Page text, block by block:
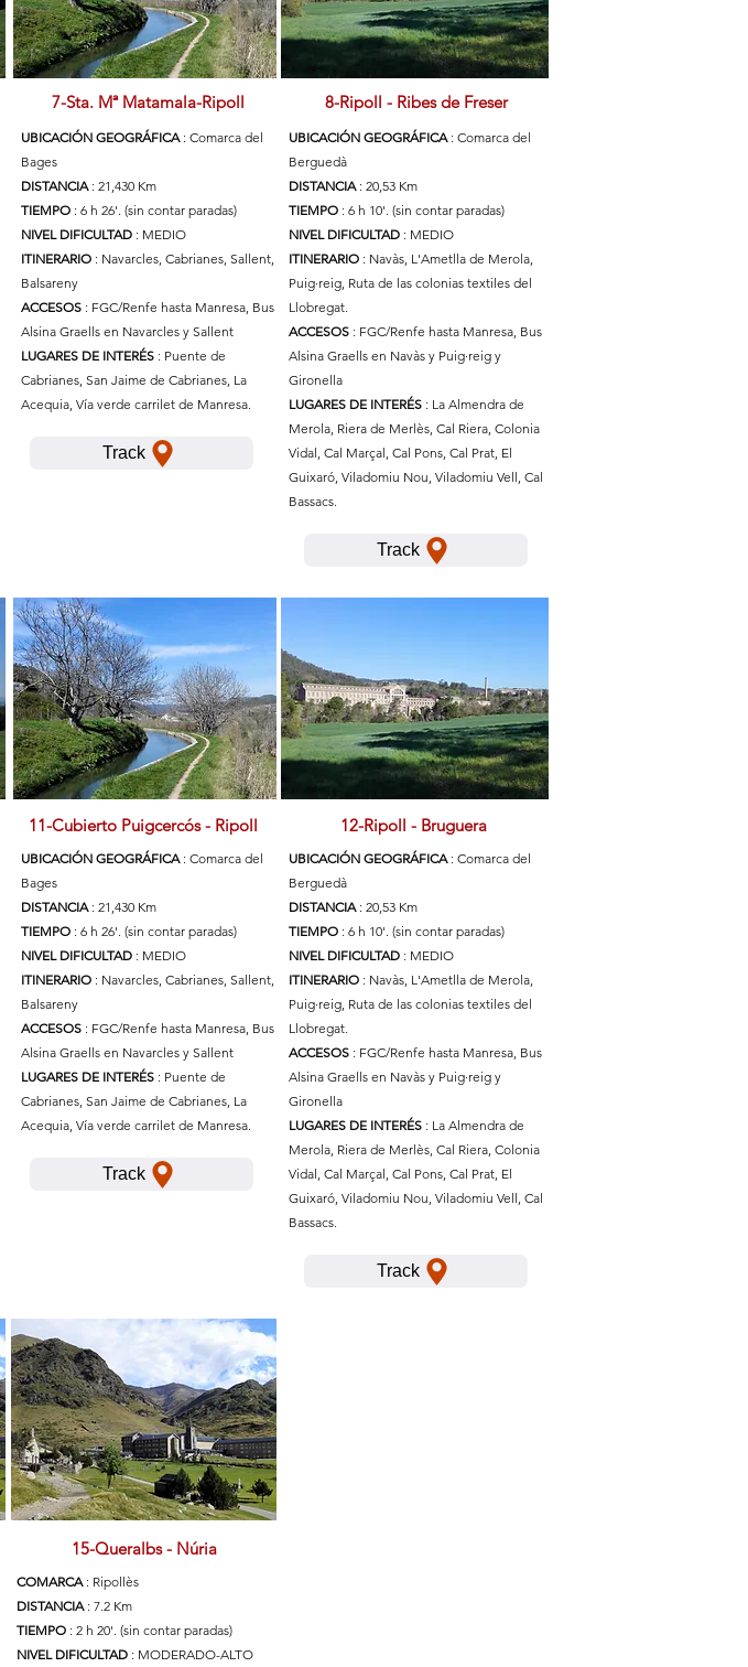
7-Sta. Mª Matamala-Ripoll
UBICACIÓN GEOGRÁFICA: Comarca del
Bages
DISTANCIA: 21,430 Km
TIEMPO: 6 h 26'. (sin contar paradas)
NIVEL DIFICULTAD: MEDIO
ITINERARIO: Navarcles, Cabrianes, Sallent,
Balsareny
ACCESOS: FGC/Renfe hasta Manresa, Bus
Alsina Graells en Navarcles y Sallent
LUGARES DE INTERÉS: Puente de
Cabrianes, San Jaime de Cabrianes, La
Acequia, Vía verde carrilet de Manresa.
Track
8-Ripoll - Ribes de Freser
UBICACIÓN GEOGRÁFICA: Comarca del
Berguedà
DISTANCIA: 20,53 Km
TIEMPO: 6 h 10'. (sin contar paradas)
NIVEL DIFICULTAD: MEDIO
ITINERARIO: Navàs, L'Ametlla de Merola,
Puig·reig, Ruta de las colonias textiles del
Llobregat.
ACCESOS: FGC/Renfe hasta Manresa, Bus
Alsina Graells en Navàs y Puig·reig y
Gironella
LUGARES DE INTERÉS: La Almendra de
Merola, Riera de Merlès, Cal Riera, Colonia
Vidal, Cal Marçal, Cal Pons, Cal Prat, El
Guixaró, Viladomiu Nou, Viladomiu Vell, Cal
Bassacs.
Track
11-Cubierto Puigcercós - Ripoll
UBICACIÓN GEOGRÁFICA: Comarca del
Bages
DISTANCIA: 21,430 Km
TIEMPO: 6 h 26'. (sin contar paradas)
NIVEL DIFICULTAD: MEDIO
ITINERARIO: Navarcles, Cabrianes, Sallent,
Balsareny
ACCESOS: FGC/Renfe hasta Manresa, Bus
Alsina Graells en Navarcles y Sallent
LUGARES DE INTERÉS: Puente de
Cabrianes, San Jaime de Cabrianes, La
Acequia, Vía verde carrilet de Manresa.
Track
12-Ripoll - Bruguera
UBICACIÓN GEOGRÁFICA: Comarca del
Berguedà
DISTANCIA: 20,53 Km
TIEMPO: 6 h 10'. (sin contar paradas)
NIVEL DIFICULTAD: MEDIO
ITINERARIO: Navàs, L'Ametlla de Merola,
Puig·reig, Ruta de las colonias textiles del
Llobregat.
ACCESOS: FGC/Renfe hasta Manresa, Bus
Alsina Graells en Navàs y Puig·reig y
Gironella
LUGARES DE INTERÉS: La Almendra de
Merola, Riera de Merlès, Cal Riera, Colonia
Vidal, Cal Marçal, Cal Pons, Cal Prat, El
Guixaró, Viladomiu Nou, Viladomiu Vell, Cal
Bassacs.
Track
15-Queralbs - Núria
COMARCA : Ripollès
DISTANCIA: 7.2 Km
TIEMPO: 2 h 20'. (sin contar paradas)
NIVEL DIFICULTAD: MODERADO-ALTO